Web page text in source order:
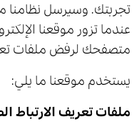
تجربتك. وسيرسل نظامنا
عندما تزور موقعنا
متصفحك لرفض ملفات
يستخدم موقعنا ما يلي:
ملفات تعريف الارتباط